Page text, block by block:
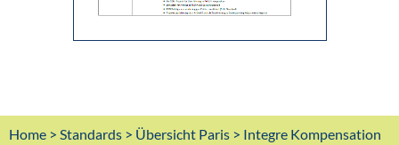
Home > Standards > Übersicht Paris > Integre Kompensation